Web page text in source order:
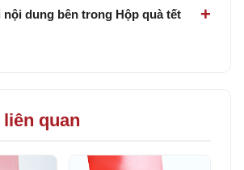
nội dung bên trong Hộp quà tết
quan